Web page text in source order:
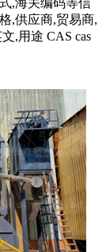
,供应商,贸易商,
,用途 CAS cas